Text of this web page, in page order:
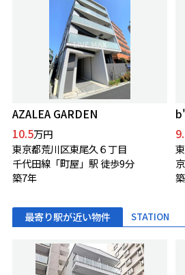
AZALEA GARDEN
10.5万円
東京都荒川区東尾久６丁目
千代田線「町屋」駅 徒歩9分
築7年
最寄り駅が近い物件 STATION